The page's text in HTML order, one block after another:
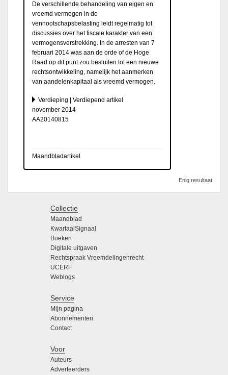
De verschillende behandeling van eigen en
vreemd vermogen in de
vennootschapsbelasting leidt regelmatig tot
discussies over het fiscale karakter van een
vermogensverstrekking. In de arresten van 7
februari 2014 was aan de orde of de Hoge
Raad op dit punt zou besluiten tot een nieuwe
rechtsontwikkeling, namelijk het aanmerken
van aandelenkapitaal als vreemd vermogen.
Verdieping | Verdiepend artikel
november 2014
AA20140815
Maandbladartikel
Enig resultaat
Collectie
Maandblad
KwartaalSignaal
Boeken
Digitale uitgaven
Rechtspraak Vreemdelingenrecht
UCERF
Weblogs
Service
Mijn pagina
Abonnementen
Contact
Voor
Auteurs
Adverteerders